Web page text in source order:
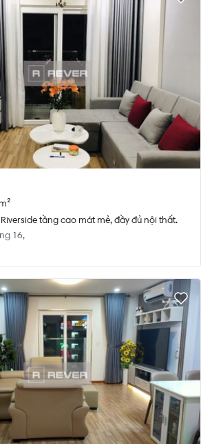
tầng cao mát mẻ, đầy đủ nội thất.
16